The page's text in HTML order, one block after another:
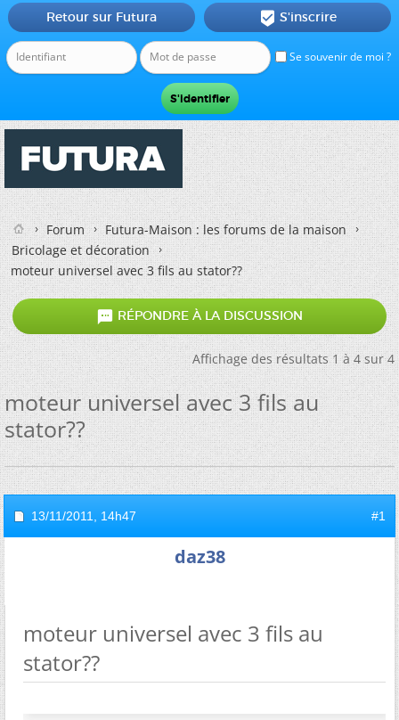
Se souvenir de moi ?
Retour sur Futura  S'inscrire
Forum
Futura-Maison : les forums de la maison
Bricolage et décoration
moteur universel avec 3 fils au stator??
 RÉPONDRE À LA DISCUSSION
Affichage des résultats 1 à 4 sur 4
moteur universel avec 3 fils au
stator??
13/11/2011, 14h47 #1
daz38
moteur universel avec 3 fils au
stator??